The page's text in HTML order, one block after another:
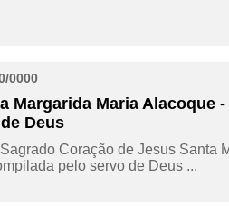
0000
Margarida Maria Alacoque
Deus
Coração de Jesus Santa
pelo servo de Deus ...